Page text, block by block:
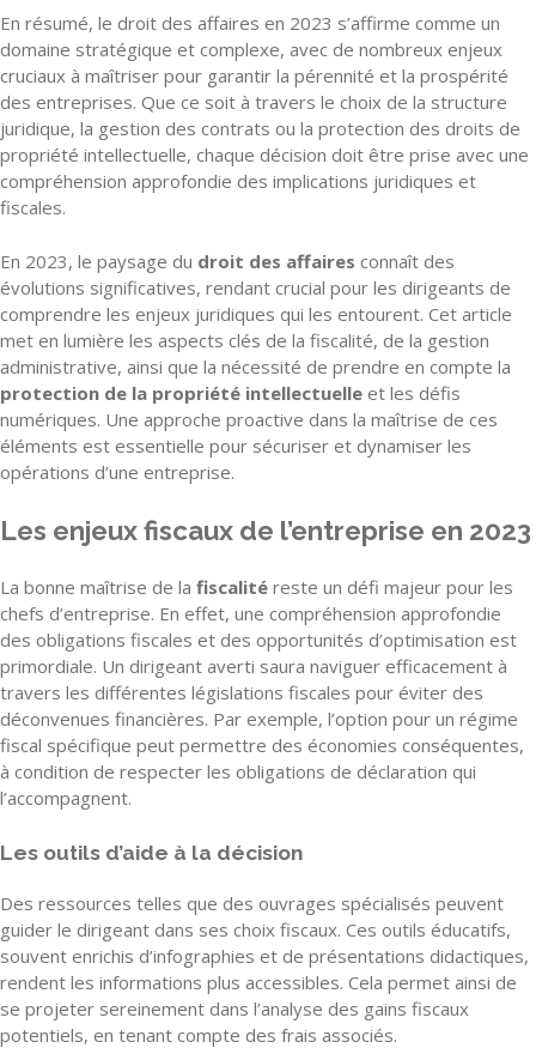
En résumé, le droit des affaires en 2023 s’affirme comme un
domaine stratégique et complexe, avec de nombreux enjeux
cruciaux à maîtriser pour garantir la pérennité et la prospérité
des entreprises. Que ce soit à travers le choix de la structure
juridique, la gestion des contrats ou la protection des droits de
propriété intellectuelle, chaque décision doit être prise avec une
compréhension approfondie des implications juridiques et
fiscales.
En 2023, le paysage du droit des affaires connaît des
évolutions significatives, rendant crucial pour les dirigeants de
comprendre les enjeux juridiques qui les entourent. Cet article
met en lumière les aspects clés de la fiscalité, de la gestion
administrative, ainsi que la nécessité de prendre en compte la
protection de la propriété intellectuelle et les défis
numériques. Une approche proactive dans la maîtrise de ces
éléments est essentielle pour sécuriser et dynamiser les
opérations d’une entreprise.
Les enjeux fiscaux de l’entreprise en 2023
La bonne maîtrise de la fiscalité reste un défi majeur pour les
chefs d’entreprise. En effet, une compréhension approfondie
des obligations fiscales et des opportunités d’optimisation est
primordiale. Un dirigeant averti saura naviguer efficacement à
travers les différentes législations fiscales pour éviter des
déconvenues financières. Par exemple, l’option pour un régime
fiscal spécifique peut permettre des économies conséquentes,
à condition de respecter les obligations de déclaration qui
l’accompagnent.
Les outils d’aide à la décision
Des ressources telles que des ouvrages spécialisés peuvent
guider le dirigeant dans ses choix fiscaux. Ces outils éducatifs,
souvent enrichis d’infographies et de présentations didactiques,
rendent les informations plus accessibles. Cela permet ainsi de
se projeter sereinement dans l’analyse des gains fiscaux
potentiels, en tenant compte des frais associés.